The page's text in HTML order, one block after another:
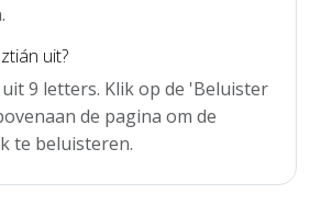
uit?
9 letters. Klik op de 'Beluister
de pagina om de
te beluisteren.